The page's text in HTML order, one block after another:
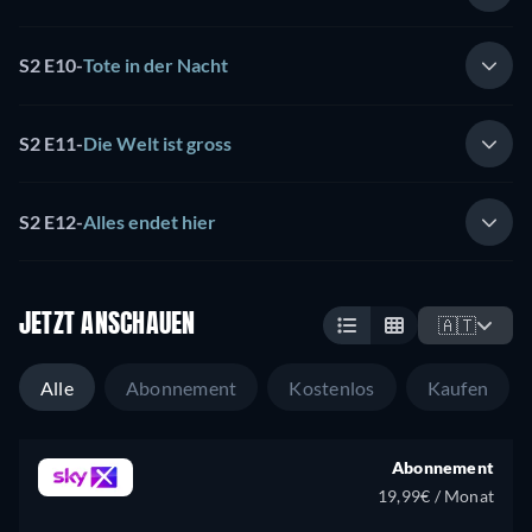
S2 E10-Tote in der Nacht
S2 E11-Die Welt ist gross
S2 E12-Alles endet hier
JETZT ANSCHAUEN 🇦🇹
Alle Abonnement Kostenlos Kaufen
Abonnement
19,99€ / Monat